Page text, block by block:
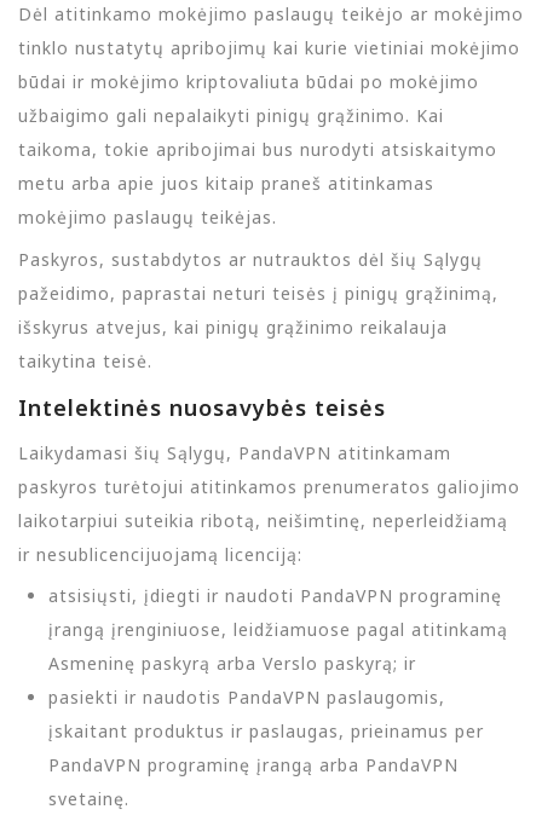
Dėl atitinkamo mokėjimo paslaugų teikėjo ar mokėjimo
tinklo nustatytų apribojimų kai kurie vietiniai mokėjimo
būdai ir mokėjimo kriptovaliuta būdai po mokėjimo
užbaigimo gali nepalaikyti pinigų grąžinimo. Kai
taikoma, tokie apribojimai bus nurodyti atsiskaitymo
metu arba apie juos kitaip praneš atitinkamas
mokėjimo paslaugų teikėjas.
Paskyros, sustabdytos ar nutrauktos dėl šių Sąlygų
pažeidimo, paprastai neturi teisės į pinigų grąžinimą,
išskyrus atvejus, kai pinigų grąžinimo reikalauja
taikytina teisė.
Intelektinės nuosavybės teisės
Laikydamasi šių Sąlygų, PandaVPN atitinkamam
paskyros turėtojui atitinkamos prenumeratos galiojimo
laikotarpiui suteikia ribotą, neišimtinę, neperleidžiamą
ir nesublicencijuojamą licenciją:
atsisiųsti, įdiegti ir naudoti PandaVPN programinę
įrangą įrenginiuose, leidžiamuose pagal atitinkamą
Asmeninę paskyrą arba Verslo paskyrą; ir
pasiekti ir naudotis PandaVPN paslaugomis,
įskaitant produktus ir paslaugas, prieinamus per
PandaVPN programinę įrangą arba PandaVPN
svetainę.